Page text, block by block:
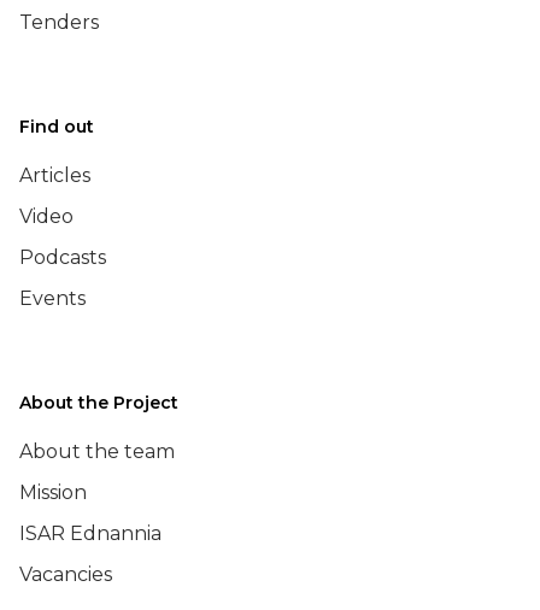
Tenders
Find out
Articles
Video
Podcasts
Events
About the Project
About the team
Mission
ISAR Ednannia
Vacancies